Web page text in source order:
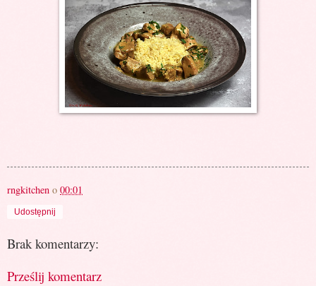
rngkitchen o 00:01
Udostępnij
Brak komentarzy:
Prześlij komentarz